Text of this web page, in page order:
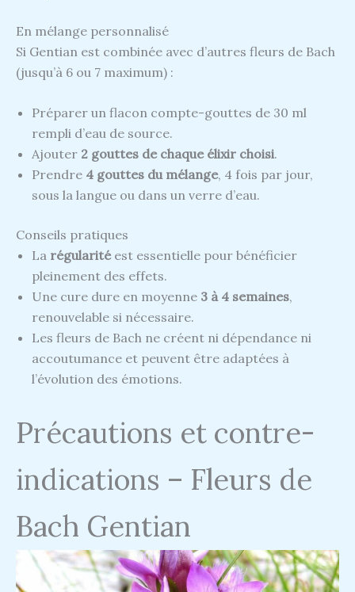
En mélange personnalisé
Si Gentian est combinée avec d’autres fleurs de Bach
(jusqu’à 6 ou 7 maximum) :
Préparer un flacon compte-gouttes de 30 ml
rempli d’eau de source.
Ajouter 2 gouttes de chaque élixir choisi.
Prendre 4 gouttes du mélange, 4 fois par jour,
sous la langue ou dans un verre d’eau.
Conseils pratiques
La régularitéest essentielle pour bénéficier
pleinement des effets.
Une cure dure en moyenne 3 à 4 semaines,
renouvelable si nécessaire.
Les fleurs de Bach ne créent ni dépendance ni
accoutumance et peuvent être adaptées à
l’évolution des émotions.
Précautions et contre-
indications – Fleurs de
Bach Gentian